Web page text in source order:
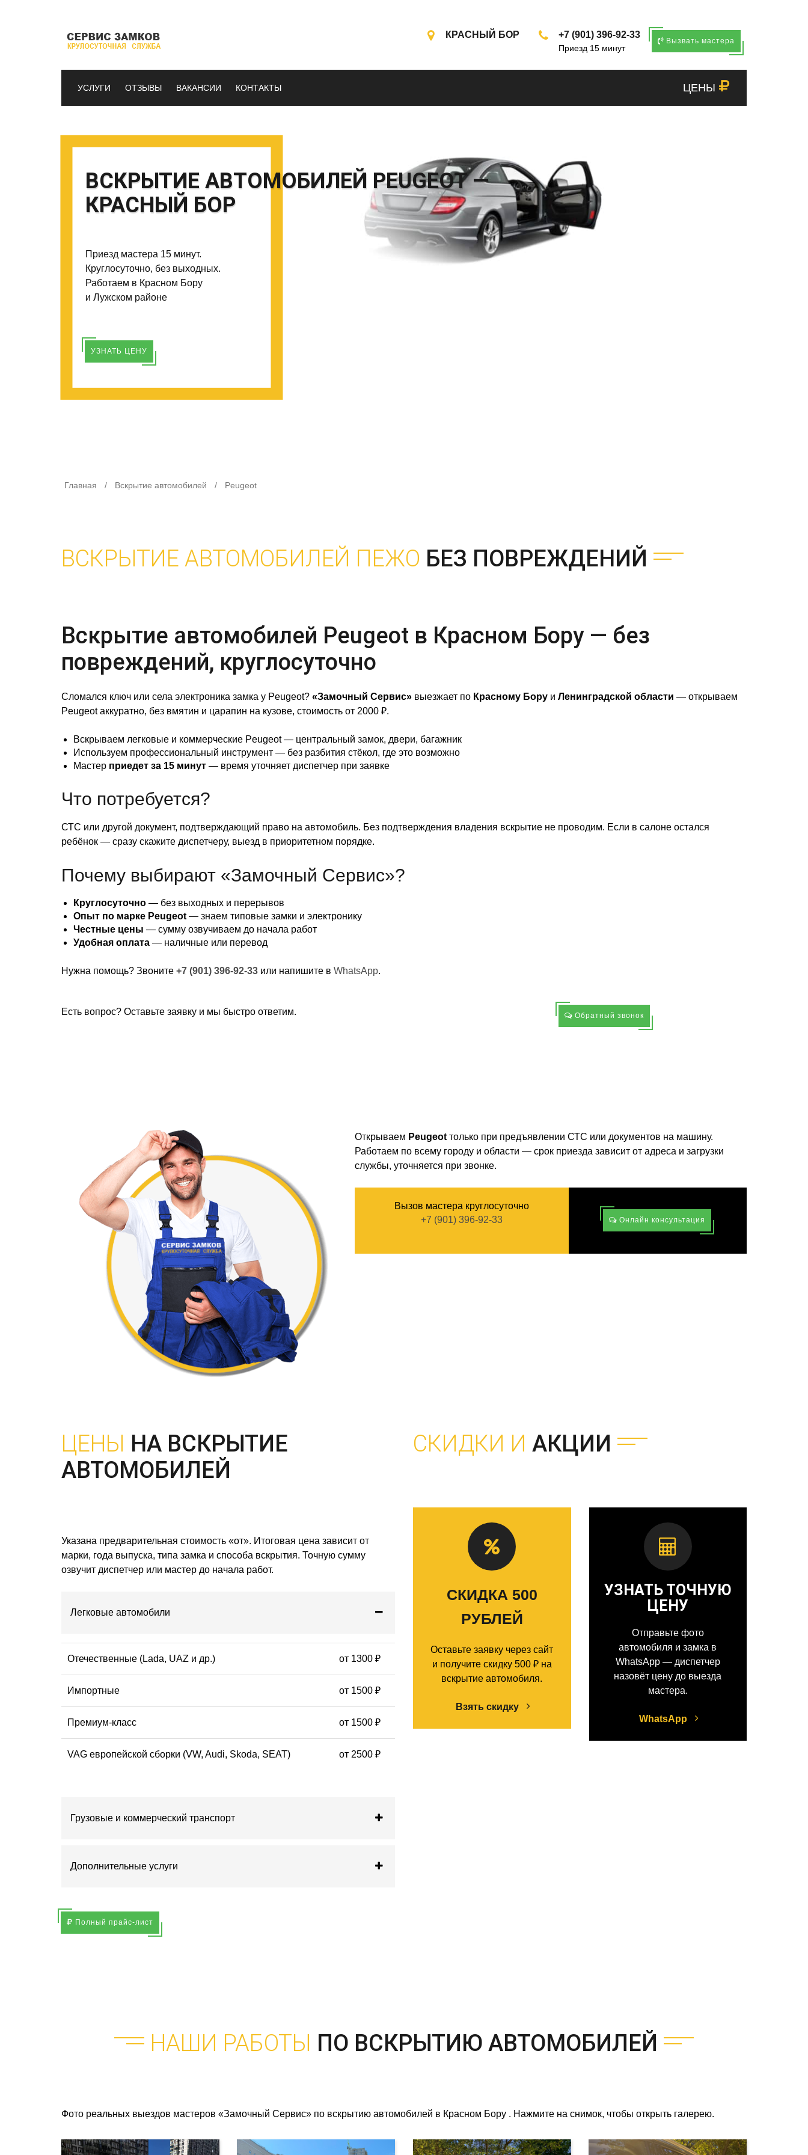
КРАСНЫЙ БОР +7 (901) 396-92-33
Приезд 15 минут
Вызвать мастера
ЦЕНЫ
УСЛУГИ ОТЗЫВЫ ВАКАНСИИ КОНТАКТЫ
ВСКРЫТИЕ АВТОМОБИЛЕЙ PEUGEOT —
КРАСНЫЙ БОР
Приезд мастера 15 минут.
Круглосуточно, без выходных.
Работаем в Красном Бору
и Лужском районе
УЗНАТЬ ЦЕНУ
Главная / Вскрытие автомобилей / Peugeot
ВСКРЫТИЕ АВТОМОБИЛЕЙ ПЕЖО БЕЗ ПОВРЕЖДЕНИЙ
Вскрытие автомобилей Peugeot в Красном Бору — без
повреждений, круглосуточно
Сломался ключ или села электроника замка у Peugeot? «Замочный Сервис» выезжает по Красному Бору и Ленинградской области — открываем
Peugeot аккуратно, без вмятин и царапин на кузове, стоимость от 2000 ₽.
Вскрываем легковые и коммерческие Peugeot — центральный замок, двери, багажник
Используем профессиональный инструмент — без разбития стёкол, где это возможно
Мастер приедет за 15 минут — время уточняет диспетчер при заявке
Что потребуется?
СТС или другой документ, подтверждающий право на автомобиль. Без подтверждения владения вскрытие не проводим. Если в салоне остался
ребёнок — сразу скажите диспетчеру, выезд в приоритетном порядке.
Почему выбирают «Замочный Сервис»?
Круглосуточно — без выходных и перерывов
Опыт по марке Peugeot — знаем типовые замки и электронику
Честные цены — сумму озвучиваем до начала работ
Удобная оплата — наличные или перевод
Нужна помощь? Звоните +7 (901) 396-92-33 или напишите в WhatsApp.
Есть вопрос? Оставьте заявку и мы быстро ответим. Обратный звонок
Открываем Peugeotтолько при предъявлении СТС или документов на машину.
Работаем по всему городу и области — срок приезда зависит от адреса и загрузки
службы, уточняется при звонке.
Вызов мастера круглосуточно
+7 (901) 396-92-33
Онлайн консультация
ЦЕНЫ НА ВСКРЫТИЕ
АВТОМОБИЛЕЙ
Указана предварительная стоимость «от». Итоговая цена зависит от
марки, года выпуска, типа замка и способа вскрытия. Точную сумму
озвучит диспетчер или мастер до начала работ.
Легковые автомобили
Отечественные (Lada, UAZ и др.) от 1300 ₽
Импортные от 1500 ₽
Премиум-класс от 1500 ₽
VAG европейской сборки (VW, Audi, Skoda, SEAT) от 2500 ₽
Грузовые и коммерческий транспорт
Дополнительные услуги
Полный прайс-лист
СКИДКИ И АКЦИИ
СКИДКА 500
РУБЛЕЙ
Оставьте заявку через сайт
и получите скидку 500 ₽ на
вскрытие автомобиля.
Взять скидку
УЗНАТЬ ТОЧНУЮ
ЦЕНУ
Отправьте фото
автомобиля и замка в
WhatsApp — диспетчер
назовёт цену до выезда
мастера.
WhatsApp
НАШИ РАБОТЫ ПО ВСКРЫТИЮ АВТОМОБИЛЕЙ
Фото реальных выездов мастеров «Замочный Сервис» по вскрытию автомобилей в Красном Бору . Нажмите на снимок, чтобы открыть галерею.